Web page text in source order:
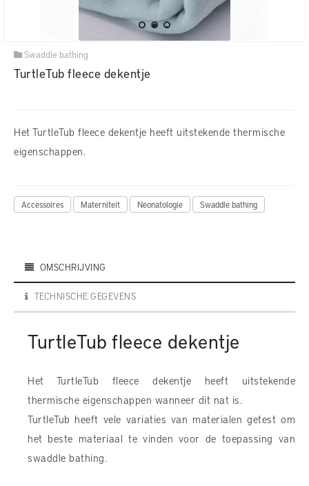
Swaddle bathing
TurtleTub fleece dekentje
Het TurtleTub fleece dekentje heeft uitstekende thermische
eigenschappen.
Accessoires Materniteit Neonatologie Swaddle bathing
OMSCHRIJVING
TECHNISCHE GEGEVENS
TurtleTub fleece dekentje
Het TurtleTub fleece dekentje heeft uitstekende
thermische eigenschappen wanneer dit nat is.
TurtleTub heeft vele variaties van materialen getest om
het beste materiaal te vinden voor de toepassing van
swaddle bathing.